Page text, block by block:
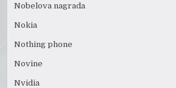
Nobelova nagrada
Nokia
Nothing phone
Novine
Nvidia